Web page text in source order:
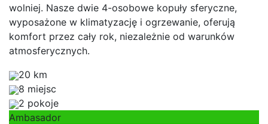
wolniej. Nasze dwie 4-osobowe kopuły sferyczne,
wyposażone w klimatyzację i ogrzewanie, oferują
komfort przez cały rok, niezależnie od warunków
atmosferycznych.
20 km
8 miejsc
2 pokoje
Ambasador